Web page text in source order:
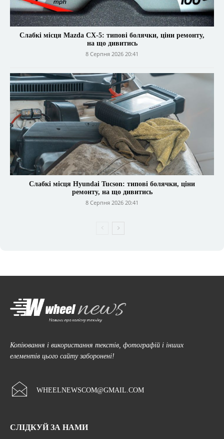
Слабкі місця Mazda CX-5: типові болячки, ціни ремонту,
на що дивитись
8 Серпня 2026 20:41
Слабкі місця Hyundai Tucson: типові болячки, ціни
ремонту, на що дивитись
8 Серпня 2026 20:41
Копіювання і використання текстів, фотографій і інших
елементів цього сайту заборонені!
WHEELNEWSCOM@GMAIL.COM
СЛІДКУЙ ЗА НАМИ